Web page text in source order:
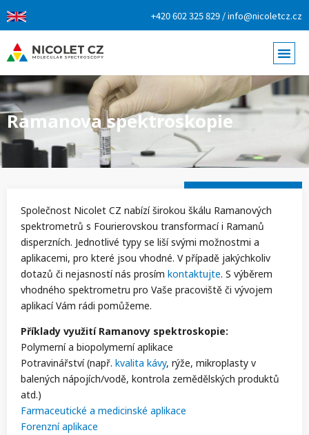
+420 602 325 829 / info@nicoletcz.cz
Ramanova spektroskopie
Společnost Nicolet CZ nabízí širokou škálu Ramanových
spektrometrů s Fourierovskou transformací i Ramanů
disperzních. Jednotlivé typy se liší svými možnostmi a
aplikacemi, pro které jsou vhodné. V případě jakýchkoliv
dotazů či nejasností nás prosím kontaktujte. S výběrem
vhodného spektrometru pro Vaše pracoviště či vývojem
aplikací Vám rádi pomůžeme.
Příklady využití Ramanovy spektroskopie:
Polymerní a biopolymerní aplikace
Potravinářství (např. kvalita kávy, rýže, mikroplasty v
balených nápojích/vodě, kontrola zemědělských produktů
atd.)
Farmaceutické a medicinské aplikace
Forenzní aplikace